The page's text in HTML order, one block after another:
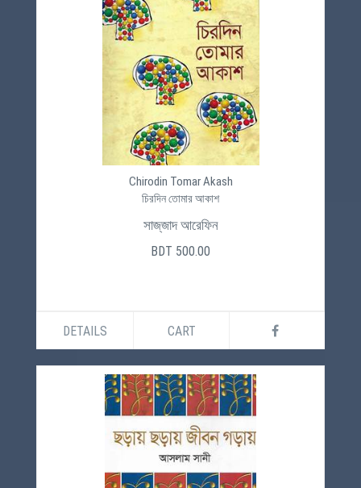
Chirodin Tomar Akash
চিরদিন তোমার আকাশ
সাজ্‌জাদ আরেফিন
BDT 500.00
DETAILS CART